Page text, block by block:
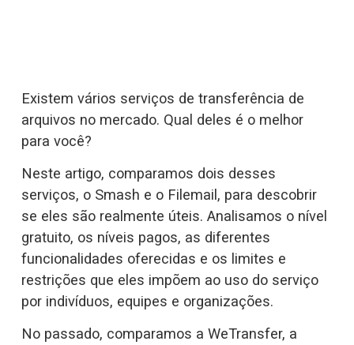
Existem vários serviços de transferência de
arquivos no mercado. Qual deles é o melhor
para você?
Neste artigo, comparamos dois desses
serviços, o Smash e o Filemail, para descobrir
se eles são realmente úteis. Analisamos o nível
gratuito, os níveis pagos, as diferentes
funcionalidades oferecidas e os limites e
restrições que eles impõem ao uso do serviço
por indivíduos, equipes e organizações.
No passado, comparamos a WeTransfer, a